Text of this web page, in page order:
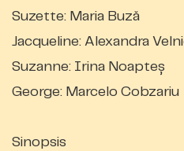
Suzette: Maria Buză
Jacqueline: Alexandra
Suzanne: Irina Noapteș
George: Marcelo Cobzariu
Sinopsis